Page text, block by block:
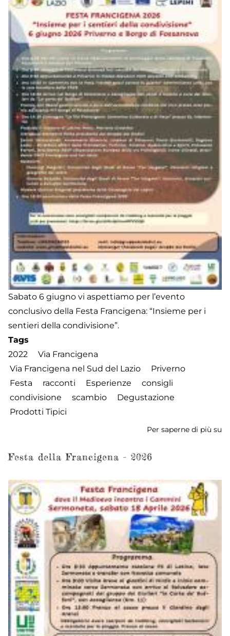
Sabato 6 giugno vi aspettiamo per l’evento
conclusivo della Festa Francigena: “Insieme per i
sentieri della condivisione”.
Tags
2022
Via Francigena
Via Francigena nel Sud del Lazio
Priverno
Festa
racconti Esperienze
consigli
condivisione
scambio
Degustazione
Prodotti Tipici
Per saperne di più su
Festa della Francigena - 2026